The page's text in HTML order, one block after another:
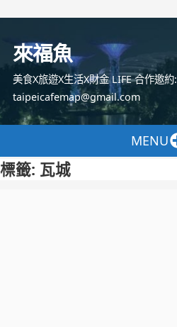
容
來福魚
美食X旅遊X生活X財金 LIFE 合作邀約:
taipeicafemap@gmail.com
MENU
標籤: 瓦城